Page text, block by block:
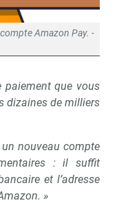
Amazon Pay. -
paiement que vous
dizaines de milliers
un nouveau compte
: il suffit
et l’adresse
»